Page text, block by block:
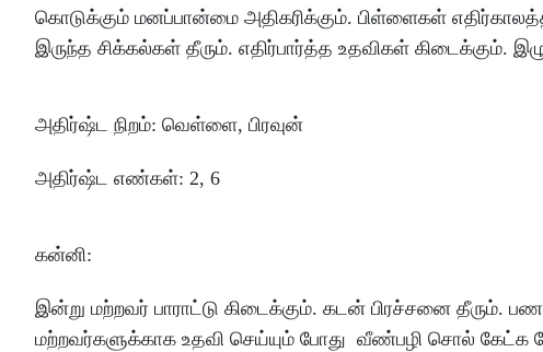
கொடுக்கும் மனப்பான்மை அதிகரிக்கும். பிள்ளைகள்
இருந்த சிக்கல்கள் தீரும். எதிர்பார்த்த உதவிகள் கிடைக்கும்.
அதிர்ஷ்ட நிறம்: வெள்ளை, பிரவுன்
அதிர்ஷ்ட எண்கள்: 2, 6
கன்னி:
இன்று மற்றவர் பாராட்டு கிடைக்கும். கடன் பிரச்சனை தீரும்.
மற்றவர்களுக்காக உதவி செய்யும் போது வீண்பழி சொல் கேட்க